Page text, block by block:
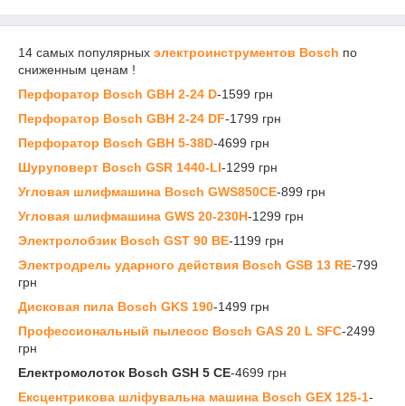
14 самых популярных электроинструментов Bosch по
сниженным ценам !
Перфоратор Bosch GBH 2-24 D-1599 грн
Перфоратор Bosch GBH 2-24 DF-1799 грн
Перфоратор Bosch GBH 5-38D-4699 грн
Шуруповерт Bosch GSR 1440-LI-1299 грн
Угловая шлифмашина Bosch GWS850CE-899 грн
Угловая шлифмашина GWS 20-230H-1299 грн
Электролобзик Bosch GST 90 BE-1199 грн
Электродрель ударного действия Bosch GSB 13 RE-799
грн
Дисковая пила Bosch GKS 190-1499 грн
Профессиональный пылесос Bosch GAS 20 L SFC-2499
грн
Електромолоток Bosch GSH 5 CE-4699 грн
Ексцентрикова шліфувальна машина Bosch GEX 125-1-